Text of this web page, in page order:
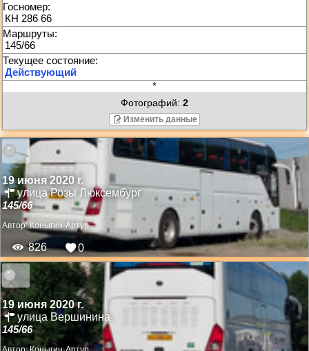
Госномер:
КН 286 66
Маршруты:
145/66
*
Фотографий: 2
Изменить данные
19 июня 2020 г.
улица Розы Люксембург
145/66
Автор:Коныгин-Артур
826 0
19 июня 2020 г.
улица Вершинина
145/66